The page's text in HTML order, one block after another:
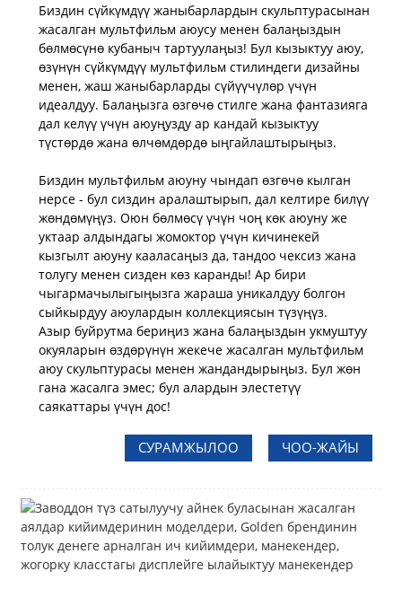
Биздин сүйкүмдүү жаныбарлардын скульптурасынан
жасалган мультфильм аюусу менен балаңыздын
бөлмөсүнө кубаныч тартуулаңыз! Бул кызыктуу аюу,
өзүнүн сүйкүмдүү мультфильм стилиндеги дизайны
менен, жаш жаныбарларды сүйүүчүлөр үчүн
идеалдуу. Балаңызга өзгөчө стилге жана фантазияга
дал келүү үчүн аюуңузду ар кандай кызыктуу
түстөрдө жана өлчөмдөрдө ыңгайлаштырыңыз.
Биздин мультфильм аюуну чындап өзгөчө кылган
нерсе - бул сиздин аралаштырып, дал келтире билүү
жөндөмүңүз. Оюн бөлмөсү үчүн чоң көк аюуну же
уктаар алдындагы жомоктор үчүн кичинекей
кызгылт аюуну кааласаңыз да, тандоо чексиз жана
толугу менен сизден көз каранды! Ар бири
чыгармачылыгыңызга жараша уникалдуу болгон
сыйкырдуу аюулардын коллекциясын түзүңүз.
Азыр буйрутма бериңиз жана балаңыздын укмуштуу
окуяларын өздөрүнүн жекече жасалган мультфильм
аюу скульптурасы менен жандандырыңыз. Бул жөн
гана жасалга эмес; бул алардын элестетүү
саякаттары үчүн дос!
СУРАМЖЫЛОО ЧОО-ЖАЙЫ